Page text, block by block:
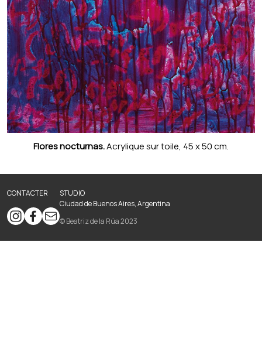
Livres
Actualités
Flores nocturnas.Acrylique sur toile, 45 x 50 cm.
CONTACTER
STUDIO
Ciudad de Buenos Aires, Argentina
© Beatriz de la Rúa 2023